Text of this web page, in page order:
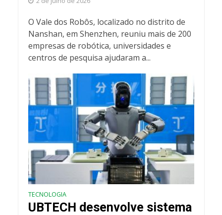
O Vale dos Robôs, localizado no distrito de
Nanshan, em Shenzhen, reuniu mais de 200
empresas de robótica, universidades e
centros de pesquisa ajudaram a...
TECNOLOGIA
UBTECH desenvolve sistema